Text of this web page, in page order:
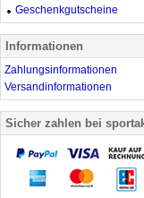
Geschenkgutscheine
Informationen
Zahlungsinformationen
Versandinformationen
Sicher zahlen bei